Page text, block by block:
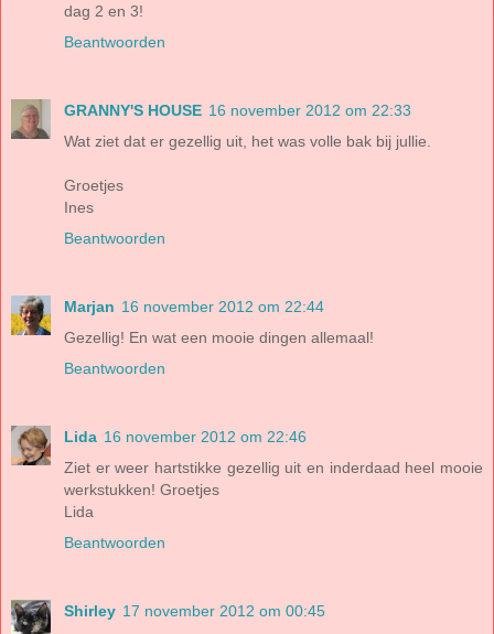
dag 2 en 3!
Beantwoorden
GRANNY'S HOUSE 16 november 2012 om 22:33
Wat ziet dat er gezellig uit, het was volle bak bij jullie.
Groetjes
Ines
Beantwoorden
Marjan 16 november 2012 om 22:44
Gezellig! En wat een mooie dingen allemaal!
Beantwoorden
Lida 16 november 2012 om 22:46
Ziet er weer hartstikke gezellig uit en inderdaad heel mooie
werkstukken! Groetjes
Lida
Beantwoorden
Shirley 17 november 2012 om 00:45